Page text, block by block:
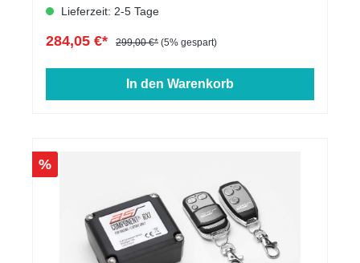
Lieferzeit: 2-5 Tage
284,05 €* 299,00 €* (5% gespart)
In den Warenkorb
%